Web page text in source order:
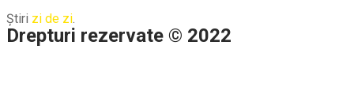
Știri zi de zi.
Drepturi rezervate © 2022